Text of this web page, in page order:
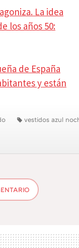
La idea
los años 50:
de España
y están
vestidos azul